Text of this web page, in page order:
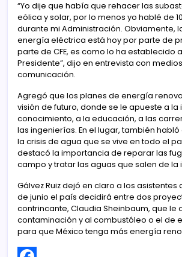
“Yo dije que había que rehacer las
eólica y solar, por lo menos yo hablé de
durante mi Administración. Obviamente,
energía eléctrica está hoy por parte de
parte de CFE, es como lo ha establecido
Presidente”, dijo en entrevista con
comunicación.
Agregó que los planes de energía
visión de futuro, donde se le apueste a la
conocimiento, a la educación, a las
las ingenierías. En el lugar, también
la crisis de agua que se vive en todo el
destacó la importancia de reparar las
campo y tratar las aguas que salen de la
Gálvez Ruiz dejó en claro a los asistentes
de junio el país decidirá entre dos
contrincante, Claudia Sheinbaum, que le
contaminación y al combustóleo o el de
para que México tenga más energía